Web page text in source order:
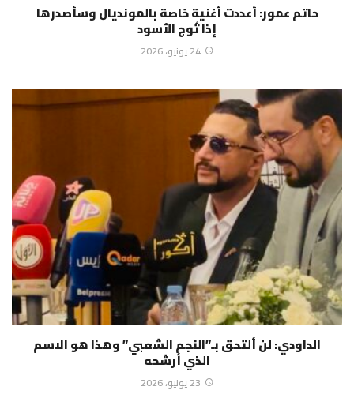
حاتم عمور: أعددت أغنية خاصة بالمونديال وسأصدرها
إذا تُوج الأسود
24 يونيو، 2026
الداودي: لن ألتحق بـ”النجم الشعبي” وهذا هو الاسم
الذي أرشحه
23 يونيو، 2026